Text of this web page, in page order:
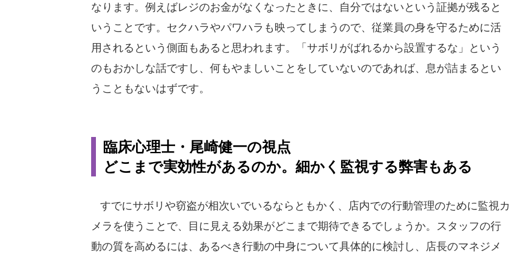
なります。例えばレジのお金がなくなったときに、自分ではないという証拠が残ると
いうことです。セクハラやパワハラも映ってしまうので、従業員の身を守るために活
用されるという側面もあると思われます。「サボリがばれるから設置するな」という
のもおかしな話ですし、何もやましいことをしていないのであれば、息が詰まるとい
うこともないはずです。
臨床心理士・尾崎健一の視点
どこまで実効性があるのか。細かく監視する弊害もある
すでにサボリや窃盗が相次いでいるならともかく、店内での行動管理のために監視カ
メラを使うことで、目に見える効果がどこまで期待できるでしょうか。スタッフの行
動の質を高めるには、あるべき行動の中身について具体的に検討し、店長のマネジメ